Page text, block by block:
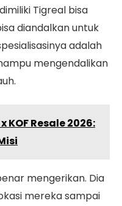
Tigreal bisa
diandalkan untuk
adalah
mengendalikan
KOF Resale 2026:
mengerikan. Dia
mereka sampai